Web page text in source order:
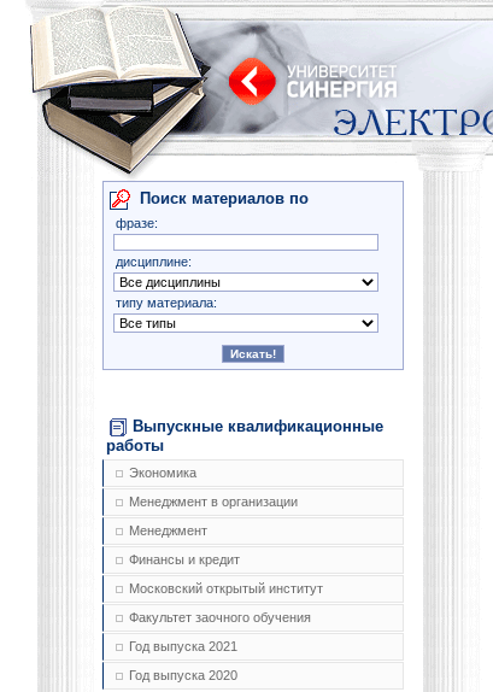
Поиск материалов по
фразе:
дисциплине:
типу материала:
Выпускные квалификационные
работы
Экономика
Менеджмент в организации
Менеджмент
Финансы и кредит
Московский открытый институт
Факультет заочного обучения
Год выпуска 2021
Год выпуска 2020